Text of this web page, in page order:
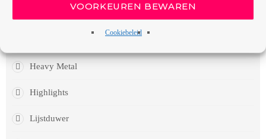
VOORKEUREN BEWAREN
Cookiebeleid
Heavy Metal
Highlights
Lijstduwer